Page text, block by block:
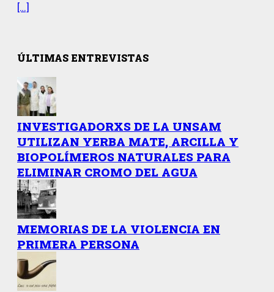
[…]
ÚLTIMAS ENTREVISTAS
INVESTIGADORXS DE LA UNSAM
UTILIZAN YERBA MATE, ARCILLA Y
BIOPOLÍMEROS NATURALES PARA
ELIMINAR CROMO DEL AGUA
MEMORIAS DE LA VIOLENCIA EN
PRIMERA PERSONA